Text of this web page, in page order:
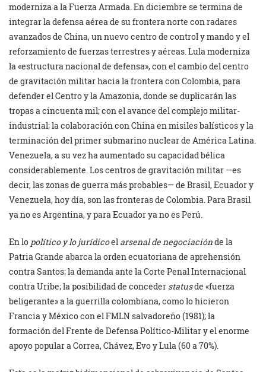
moderniza a la Fuerza Armada. En diciembre se termina de
integrar la defensa aérea de su frontera norte con radares
avanzados de China, un nuevo centro de control y mando y el
reforzamiento de fuerzas terrestres y aéreas. Lula moderniza
la «estructura nacional de defensa», con el cambio del centro
de gravitación militar hacia la frontera con Colombia, para
defender el Centro y la Amazonia, donde se duplicarán las
tropas a cincuenta mil; con el avance del complejo militar-
industrial; la colaboración con China en misiles balísticos y la
terminación del primer submarino nuclear de América Latina.
Venezuela, a su vez ha aumentado su capacidad bélica
considerablemente. Los centros de gravitación militar —es
decir, las zonas de guerra más probables— de Brasil, Ecuador y
Venezuela, hoy día, son las fronteras de Colombia. Para Brasil
ya no es Argentina, y para Ecuador ya no es Perú.
En lo político y lo jurídicoel arsenal de negociaciónde la
Patria Grande abarca la orden ecuatoriana de aprehensión
contra Santos; la demanda ante la Corte Penal Internacional
contra Uribe; la posibilidad de conceder statusde «fuerza
beligerante» a la guerrilla colombiana, como lo hicieron
Francia y México con el FMLN salvadoreño (1981); la
formación del Frente de Defensa Político-Militar y el enorme
apoyo popular a Correa, Chávez, Evo y Lula (60 a 70%).